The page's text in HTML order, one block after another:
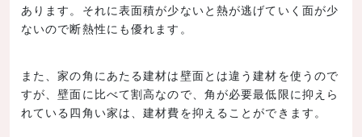
あります。それに表面積が少ないと熱が逃げていく面が少
ないので断熱性にも優れます。
また、家の角にあたる建材は壁面とは違う建材を使うので
すが、壁面に比べて割高なので、角が必要最低限に抑えら
れている四角い家は、建材費を抑えることができます。